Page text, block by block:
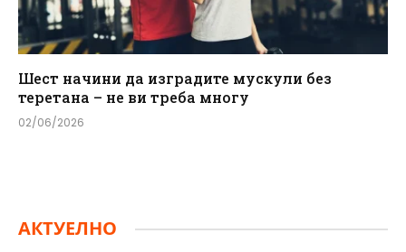
Шест начини да изградите мускули без
теретана – не ви треба многу
02/06/2026
АКТУЕЛНО